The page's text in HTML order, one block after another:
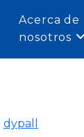
Acerca de
nosotros
dypall